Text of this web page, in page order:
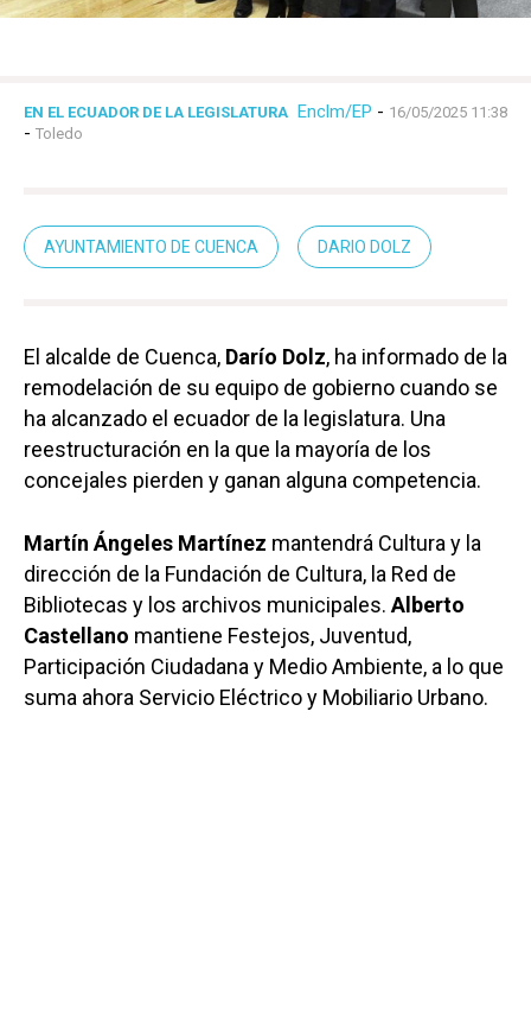
EN EL ECUADOR DE LA LEGISLATURA Enclm/EP - 16/05/2025 11:38
- Toledo
AYUNTAMIENTO DE CUENCA DARIO DOLZ
El alcalde de Cuenca, Darío Dolz, ha informado de la
remodelación de su equipo de gobierno cuando se
ha alcanzado el ecuador de la legislatura. Una
reestructuración en la que la mayoría de los
concejales pierden y ganan alguna competencia.
Martín Ángeles Martínez mantendrá Cultura y la
dirección de la Fundación de Cultura, la Red de
Bibliotecas y los archivos municipales. Alberto
Castellano mantiene Festejos, Juventud,
Participación Ciudadana y Medio Ambiente, a lo que
suma ahora Servicio Eléctrico y Mobiliario Urbano.